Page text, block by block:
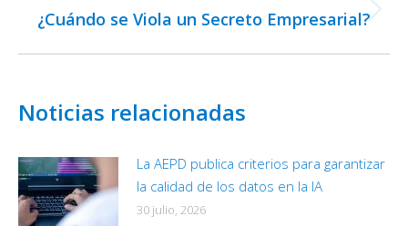
Publicación
¿Cuándo se Viola un Secreto Empresarial?
Noticias relacionadas
La AEPD publica criterios para garantizar
la calidad de los datos en la IA
30 julio, 2026